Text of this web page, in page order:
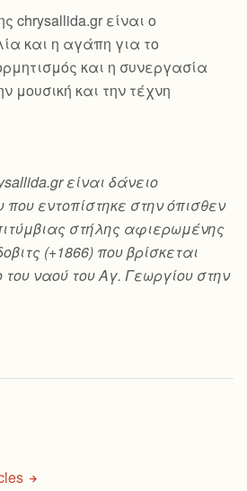
chrysallida.gr είναι ο
και η αγάπη για το
και η συνεργασία
μουσική και την τέχνη
είναι δάνειο
εντοπίστηκε στην όπισθεν
στήλης αφιερωμένης
(+1866) που βρίσκεται
ναού του Αγ. Γεωργίου στην